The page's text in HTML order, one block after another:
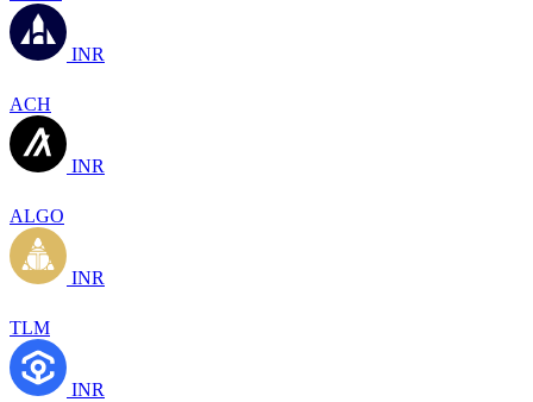
INR
ACH
INR
ALGO
INR
TLM
INR